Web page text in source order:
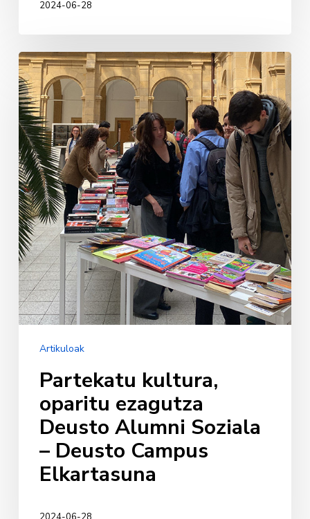
2024-06-28
Partekatu
kultura,
oparitu
ezagutza
Deusto
Alumni
Soziala
–
Deusto
Campus
Elkartasuna
Artikuloak
Partekatu kultura,
oparitu ezagutza
Deusto Alumni Soziala
– Deusto Campus
Elkartasuna